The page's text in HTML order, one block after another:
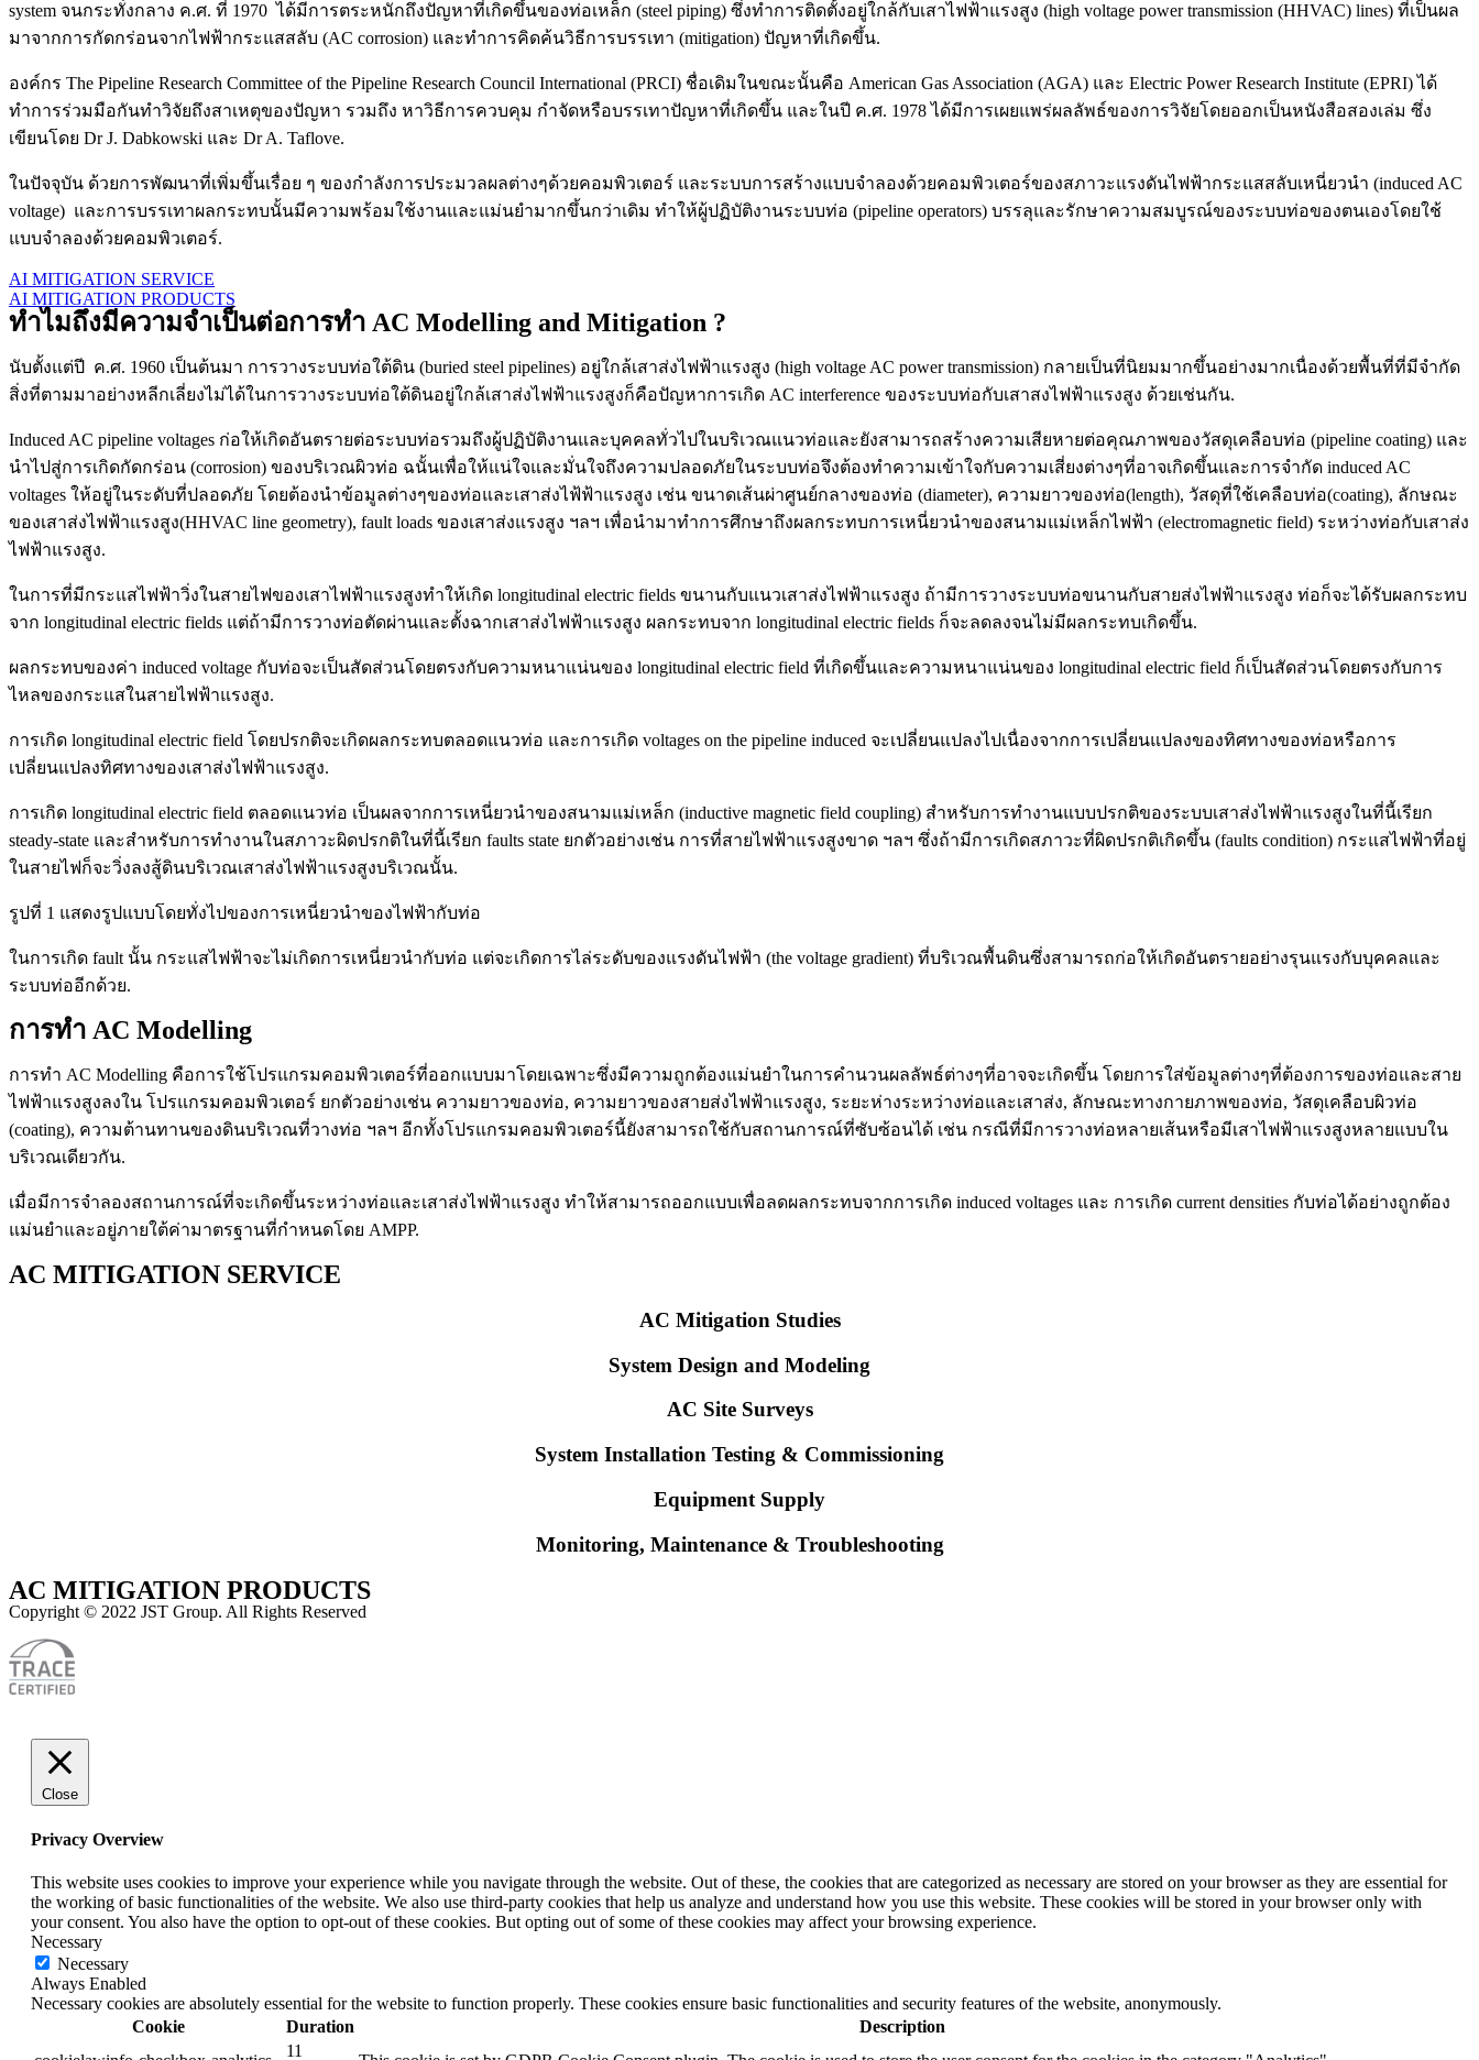
system จนกระทั่งกลาง ค.ศ. ที่ 1970 ได้มีการตระหนักถึงปัญหาที่เกิดขึ้นของท่อเหล็ก (steel piping) ซึ่งทำการติดตั้งอยู่ใกล้กับเสาไฟฟ้าแรงสูง (high voltage power transmission (HHVAC) lines) ที่เป็นผล
มาจากการกัดกร่อนจากไฟฟ้ากระแสสลับ (AC corrosion) และทำการคิดค้นวิธีการบรรเทา (mitigation) ปัญหาที่เกิดขึ้น.
องค์กร The Pipeline Research Committee of the Pipeline Research Council International (PRCI) ชื่อเดิมในขณะนั้นคือ American Gas Association (AGA) และ Electric Power Research Institute (EPRI) ได้
ทำการร่วมมือกันทำวิจัยถึงสาเหตุของปัญหา รวมถึง หาวิธีการควบคุม กำจัดหรือบรรเทาปัญหาที่เกิดขึ้น และในปี ค.ศ. 1978 ได้มีการเผยแพร่ผลลัพธ์ของการวิจัยโดยออกเป็นหนังสือสองเล่ม ซึ่ง
เขียนโดย Dr J. Dabkowski และ Dr A. Taflove.
ในปัจจุบัน ด้วยการพัฒนาที่เพิ่มขึ้นเรื่อย ๆ ของกำลังการประมวลผลต่างๆด้วยคอมพิวเตอร์ และระบบการสร้างแบบจำลองด้วยคอมพิวเตอร์ของสภาวะแรงดันไฟฟ้ากระแสสลับเหนี่ยวนำ (induced AC
voltage) และการบรรเทาผลกระทบนั้นมีความพร้อมใช้งานและแม่นยำมากขึ้นกว่าเดิม ทำให้ผู้ปฏิบัติงานระบบท่อ (pipeline operators) บรรลุและรักษาความสมบูรณ์ของระบบท่อของตนเองโดยใช้
แบบจำลองด้วยคอมพิวเตอร์.
AI MITIGATION SERVICE
AI MITIGATION PRODUCTS
ทำไมถึงมีความจำเป็นต่อการทำ AC Modelling and Mitigation ?
นับตั้งแต่ปี ค.ศ. 1960 เป็นต้นมา การวางระบบท่อใต้ดิน (buried steel pipelines) อยู่ใกล้เสาส่งไฟฟ้าแรงสูง (high voltage AC power transmission) กลายเป็นที่นิยมมากขึ้นอย่างมากเนื่องด้วยพื้นที่ที่มีจำกัด
สิ่งที่ตามมาอย่างหลีกเลี่ยงไม่ได้ในการวางระบบท่อใต้ดินอยู่ใกล้เสาส่งไฟฟ้าแรงสูงก็คือปัญหาการเกิด AC interference ของระบบท่อกับเสาสงไฟฟ้าแรงสูง ด้วยเช่นกัน.
Induced AC pipeline voltages ก่อให้เกิดอันตรายต่อระบบท่อรวมถึงผู้ปฏิบัติงานและบุคคลทั่วไปในบริเวณแนวท่อและยังสามารถสร้างความเสียหายต่อคุณภาพของวัสดุเคลือบท่อ (pipeline coating) และ
นำไปสู่การเกิดกัดกร่อน (corrosion) ของบริเวณผิวท่อ ฉนั้นเพื่อให้แน่ใจและมั่นใจถึงความปลอดภัยในระบบท่อจึงต้องทำความเข้าใจกับความเสี่ยงต่างๆที่อาจเกิดขึ้นและการจำกัด induced AC
voltages ให้อยู่ในระดับที่ปลอดภัย โดยต้องนำข้อมูลต่างๆของท่อและเสาส่งไฟ้ฟ้าแรงสูง เช่น ขนาดเส้นผ่าศูนย์กลางของท่อ (diameter), ความยาวของท่อ(length), วัสดุที่ใช้เคลือบท่อ(coating), ลักษณะ
ของเสาส่งไฟฟ้าแรงสูง(HHVAC line geometry), fault loads ของเสาส่งแรงสูง ฯลฯ เพื่อนำมาทำการศึกษาถึงผลกระทบการเหนี่ยวนำของสนามแม่เหล็กไฟฟ้า (electromagnetic field) ระหว่างท่อกับเสาส่ง
ไฟฟ้าแรงสูง.
ในการที่มีกระแสไฟฟ้าวิ่งในสายไฟของเสาไฟฟ้าแรงสูงทำให้เกิด longitudinal electric fields ขนานกับแนวเสาส่งไฟฟ้าแรงสูง ถ้ามีการวางระบบท่อขนานกับสายส่งไฟฟ้าแรงสูง ท่อก็จะได้รับผลกระทบ
จาก longitudinal electric fields แต่ถ้ามีการวางท่อตัดผ่านและตั้งฉากเสาส่งไฟฟ้าแรงสูง ผลกระทบจาก longitudinal electric fields ก็จะลดลงจนไม่มีผลกระทบเกิดขึ้น.
ผลกระทบของค่า induced voltage กับท่อจะเป็นสัดส่วนโดยตรงกับความหนาแน่นของ longitudinal electric field ที่เกิดขึ้นและความหนาแน่นของ longitudinal electric field ก็เป็นสัดส่วนโดยตรงกับการ
ไหลของกระแสในสายไฟฟ้าแรงสูง.
การเกิด longitudinal electric field โดยปรกติจะเกิดผลกระทบตลอดแนวท่อ และการเกิด voltages on the pipeline induced จะเปลี่ยนแปลงไปเนื่องจากการเปลี่ยนแปลงของทิศทางของท่อหรือการ
เปลี่ยนแปลงทิศทางของเสาส่งไฟฟ้าแรงสูง.
การเกิด longitudinal electric field ตลอดแนวท่อ เป็นผลจากการเหนี่ยวนำของสนามแม่เหล็ก (inductive magnetic field coupling) สำหรับการทำงานแบบปรกติของระบบเสาส่งไฟฟ้าแรงสูงในที่นี้เรียก
steady-state และสำหรับการทำงานในสภาวะผิดปรกติในที่นี้เรียก faults state ยกตัวอย่างเช่น การที่สายไฟฟ้าแรงสูงขาด ฯลฯ ซึ่งถ้ามีการเกิดสภาวะที่ผิดปรกติเกิดขึ้น (faults condition) กระแสไฟฟ้าที่อยู่
ในสายไฟก็จะวิ่งลงสู้ดินบริเวณเสาส่งไฟฟ้าแรงสูงบริเวณนั้น.
รูปที่ 1 แสดงรูปแบบโดยทั่งไปของการเหนี่ยวนำของไฟฟ้ากับท่อ
ในการเกิด fault นั้น กระแสไฟฟ้าจะไม่เกิดการเหนี่ยวนำกับท่อ แต่จะเกิดการไล่ระดับของแรงดันไฟฟ้า (the voltage gradient) ที่บริเวณพื้นดินซึ่งสามารถก่อให้เกิดอันตรายอย่างรุนแรงกับบุคคลและ
ระบบท่ออีกด้วย.
การทำ AC Modelling
การทำ AC Modelling คือการใช้โปรแกรมคอมพิวเตอร์ที่ออกแบบมาโดยเฉพาะซึ่งมีความถูกต้องแม่นยำในการคำนวนผลลัพธ์ต่างๆที่อาจจะเกิดขึ้น โดยการใส่ข้อมูลต่างๆที่ต้องการของท่อและสาย
ไฟฟ้าแรงสูงลงใน โปรแกรมคอมพิวเตอร์ ยกตัวอย่างเช่น ความยาวของท่อ, ความยาวของสายส่งไฟฟ้าแรงสูง, ระยะห่างระหว่างท่อและเสาส่ง, ลักษณะทางกายภาพของท่อ, วัสดุเคลือบผิวท่อ
(coating), ความต้านทานของดินบริเวณที่วางท่อ ฯลฯ อีกทั้งโปรแกรมคอมพิวเตอร์นี้ยังสามารถใช้กับสถานการณ์ที่ซับซ้อนได้ เช่น กรณีที่มีการวางท่อหลายเส้นหรือมีเสาไฟฟ้าแรงสูงหลายแบบใน
บริเวณเดียวกัน.
เมื่อมีการจำลองสถานการณ์ที่จะเกิดขึ้นระหว่างท่อและเสาส่งไฟฟ้าแรงสูง ทำให้สามารถออกแบบเพื่อลดผลกระทบจากการเกิด induced voltages และ การเกิด current densities กับท่อได้อย่างถูกต้อง
แม่นยำและอยู่ภายใต้ค่ามาตรฐานที่กำหนดโดย AMPP.
AC MITIGATION SERVICE
AC Mitigation Studies​
System Design and Modeling
AC Site Surveys
System Installation Testing & Commissioning
Equipment Supply
Monitoring, Maintenance & Troubleshooting
AC MITIGATION PRODUCTS
Copyright © 2022 JST Group. All Rights Reserved
Close
Privacy Overview
This website uses cookies to improve your experience while you navigate through the website. Out of these, the cookies that are categorized as necessary are stored on your browser as they are essential for
the working of basic functionalities of the website. We also use third-party cookies that help us analyze and understand how you use this website. These cookies will be stored in your browser only with
your consent. You also have the option to opt-out of these cookies. But opting out of some of these cookies may affect your browsing experience.
Necessary
Necessary
Always Enabled
Necessary cookies are absolutely essential for the website to function properly. These cookies ensure basic functionalities and security features of the website, anonymously.
Cookie
Duration
Description
11